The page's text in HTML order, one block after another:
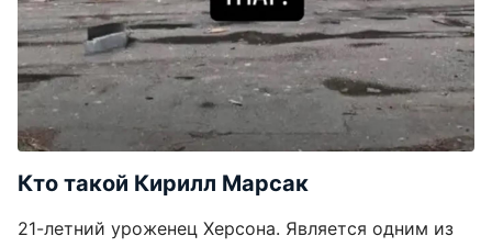
Кто такой Кирилл Марсак
21-летний уроженец Херсона. Является одним из